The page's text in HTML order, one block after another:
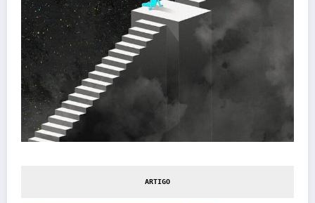
ARTIGO